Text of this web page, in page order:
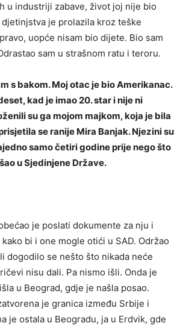
u industriji zabave, život joj nije bio
djetinjstva je prolazila kroz teške
uopće nisam bio dijete. Bio sam
sam u strašnom ratu i teroru.
s bakom. Moj otac je bio Amerikanac.
kad je imao 20. star i nije ni
su ga mojom majkom, koja je bila
se ranije Mira Banjak. Njezini su
samo četiri godine prije nego što
u Sjedinjene Države.
je poslati dokumente za nju i
bi i one mogle otići u SAD. Održao
dogodilo se nešto što nikada neće
nisu dali. Pa nismo išli. Onda je
u Beograd, gdje je našla posao.
je granica između Srbije i
je ostala u Beogradu, ja u Erdvik, gde